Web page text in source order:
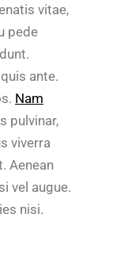
vitae,
pede
ante.
Nam
pulvinar,
viverra
Aenean
vel augue.
nisi.